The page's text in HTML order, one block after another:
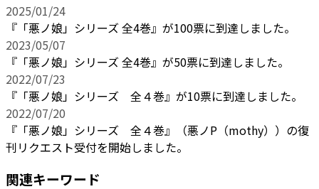
2025/01/24
『「悪ノ娘」シリーズ 全4巻』が100票に到達しました。
2023/05/07
『「悪ノ娘」シリーズ 全4巻』が50票に到達しました。
2022/07/23
『「悪ノ娘」シリーズ 全４巻』が10票に到達しました。
2022/07/20
『「悪ノ娘」シリーズ 全４巻』（悪ノP（mothy））の復
刊リクエスト受付を開始しました。
関連キーワード